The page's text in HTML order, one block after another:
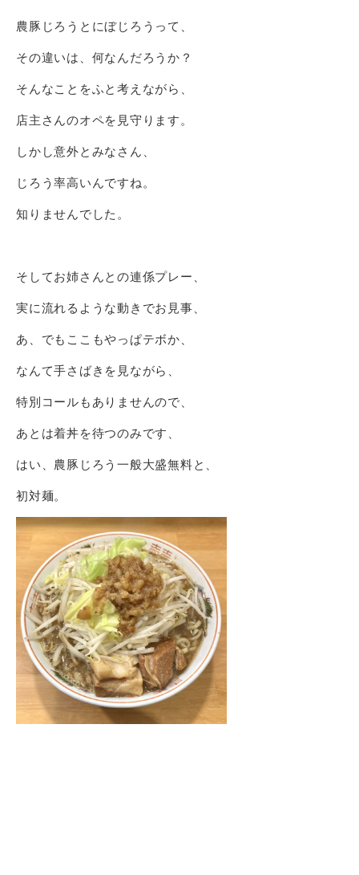
農豚じろうとにぼじろうって、
その違いは、何なんだろうか？
そんなことをふと考えながら、
店主さんのオペを見守ります。
しかし意外とみなさん、
じろう率高いんですね。
知りませんでした。
そしてお姉さんとの連係プレー、
実に流れるような動きでお見事、
あ、でもここもやっぱテボか、
なんて手さばきを見ながら、
特別コールもありませんので、
あとは着丼を待つのみです、
はい、農豚じろう一般大盛無料と、
初対麺。